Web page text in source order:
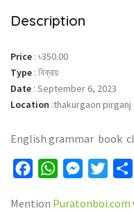
Description
Price : ৳350.00
Type : বিক্রয়
Date : September 6, 2023
Location :thakurgaon pirganj
English grammar book
FacebookWhatsAppMessenger
Mention Puratonboi.com